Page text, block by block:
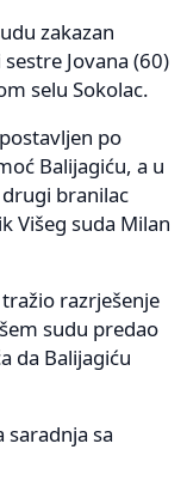
zakazan
Јovana (60)
selu Sokolac.
po
Balijagiću, a u
branilac
Višeg suda Milan
razrješenje
sudu predao
da Balijagiću
saradnja sa